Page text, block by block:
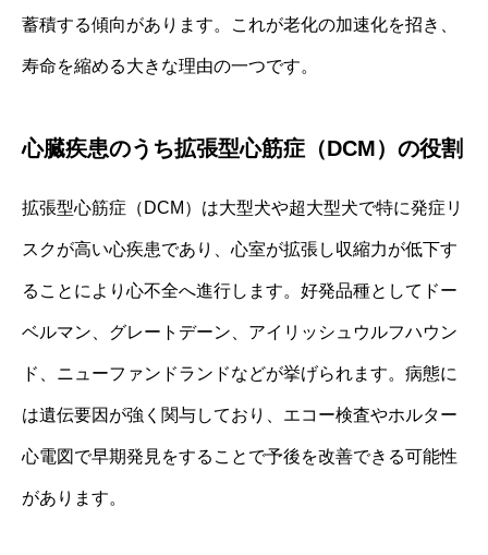
蓄積する傾向があります。これが老化の加速化を招き、
寿命を縮める大きな理由の一つです。
心臓疾患のうち拡張型心筋症（DCM）の役割
拡張型心筋症（DCM）は大型犬や超大型犬で特に発症リ
スクが高い心疾患であり、心室が拡張し収縮力が低下す
ることにより心不全へ進行します。好発品種としてドー
ベルマン、グレートデーン、アイリッシュウルフハウン
ド、ニューファンドランドなどが挙げられます。病態に
は遺伝要因が強く関与しており、エコー検査やホルター
心電図で早期発見をすることで予後を改善できる可能性
があります。